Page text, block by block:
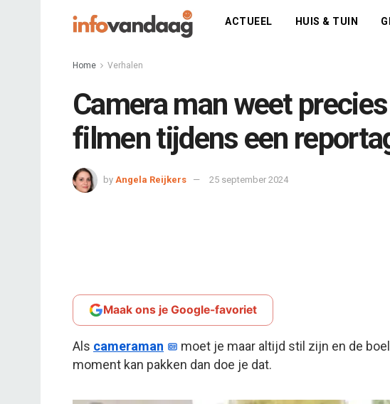
ACTUEEL HUIS & TUIN
Home Verhalen
Camera man weet
filmen tijdens een
by Angela Reijkers 25 september 2024
Maak ons je Google-favoriet
Als cameraman
moet je maar altijd stil zijn en de
moment kan pakken dan doe je dat.